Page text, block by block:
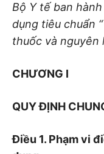
Bộ Y tế ban
dụng tiêu chuẩn
thuốc và nguyên
CHƯƠNG I
QUY ĐỊNH
Điều 1. Phạm vi